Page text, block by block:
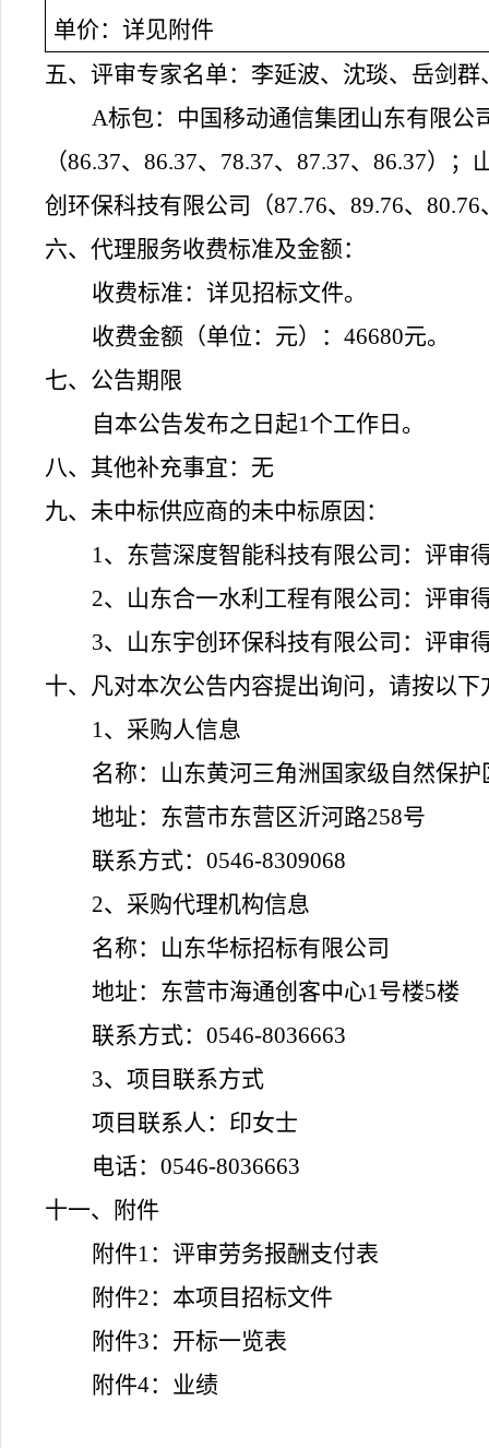
单价：详见附件
五、评审专家名单： 李延波、 沈琰、 岳剑群
A标包：中国移动通信集团山东有限公
（86.37、86.37、78.37、87.37、86.37）
创环保科技有限公司（87.76、89.76、80.76
六、 代理服务收费标准及金额：
收费标准： 详见招标文件。
收费金额（单位：元）： 46680元。
七、公告期限
自本公告发布之日起1个工作日。
八、其他补充事宜： 无
九、未中标供应商的未中标原因：
1、东营深度智能科技有限公司：评审
2、山东合一水利工程有限公司：评审
3、山东宇创环保科技有限公司：评审
十、凡对本次公告内容提出询问，请按以下
1、采购人信息
名称：山东黄河三角洲国家级自然保
地址：东营市东营区沂河路258号
联系方式： 0546-8309068
2、 采购代理机构信息
名称：山东华标招标有限公司
地址：东营市海通创客中心1号楼5楼
联系方式： 0546-8036663
3、 项目联系方式
项目联系人：印女士
电话： 0546-8036663
十一、附件
附件1：评审劳务报酬支付表
附件2： 本项目 招标文件
附件3： 开标一览表
附件4：业绩